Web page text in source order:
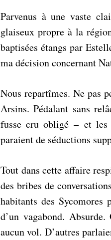
Parvenus à une vaste
glaiseux propre à la
baptisées étangs par
ma décision concernant
Nous repartîmes. Ne pas
Arsins. Pédalant sans
fusse cru obligé – et les
paraient de séductions
Tout dans cette affaire
des bribes de
habitants des
d’un vagabond.
aucun vol. D’autres